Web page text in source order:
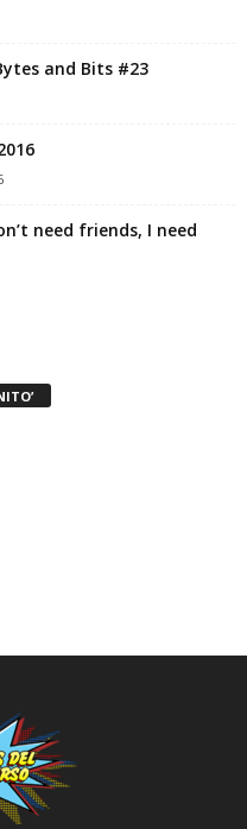
and Bits #23
need friends, I need